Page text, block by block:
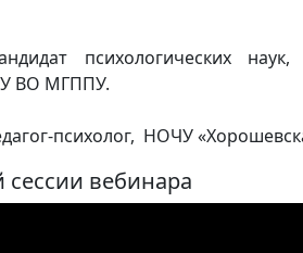
психологических
ВО МГППУ.
психолог, НОЧУ
сессии вебинара